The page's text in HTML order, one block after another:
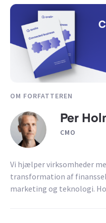
OM FORFATTEREN
Per
CMO
Vi hjælper virksomheder
transformation af
marketing og teknologi.